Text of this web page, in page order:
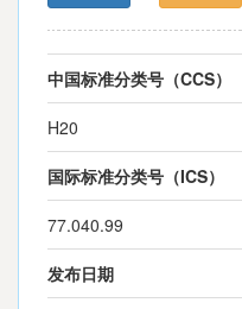
中国标准分类号（CCS）
H20
国际标准分类号（ICS）
77.040.99
发布日期